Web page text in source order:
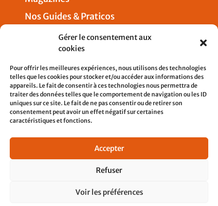
Gérer le consentement aux
cookies
Pour offrir les meilleures expériences, nous utilisons des technologies
telles que les cookies pour stocker et/ou accéder aux informations des
appareils. Le fait de consentir à ces technologies nous permettra de
traiter des données telles que le comportement de navigation ou les ID
uniques sur ce site. Le fait de ne pas consentir ou de retirer son
consentement peut avoir un effet négatif sur certaines
caractéristiques et fonctions.
Accepter
Refuser
Voir les préférences
Nos Guides & Praticos
Nous joindre
5, rue Pleyel
93200 SAINT-DENIS
contact@cfdtcheminots.org